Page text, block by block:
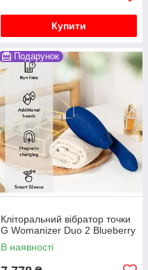
Купити
Подарунок
Кліторальний вібратор точки
G Womanizer Duo 2 Blueberry
В наявності